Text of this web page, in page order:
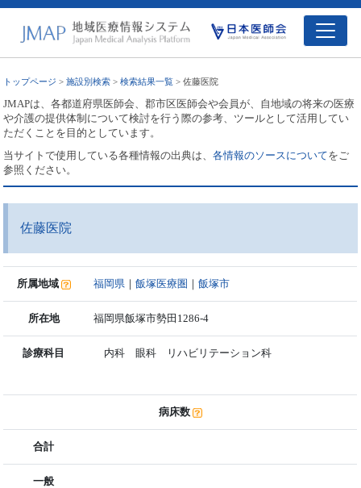
トップページ >施設別検索 >検索結果一覧 > 佐藤医院
JMAPは、各都道府県医師会、郡市区医師会や会員が、自地域の将来の医療
や介護の提供体制について検討を行う際の参考、ツールとして活用してい
ただくことを目的としています。
当サイトで使用している各種情報の出典は、各情報のソースについてをご
参照ください。
佐藤医院
所属地域 福岡県 ｜飯塚医療圏 ｜飯塚市
所在地 福岡県飯塚市勢田1286-4
診療科目 内科 眼科 リハビリテーション科
病床数
合計
一般